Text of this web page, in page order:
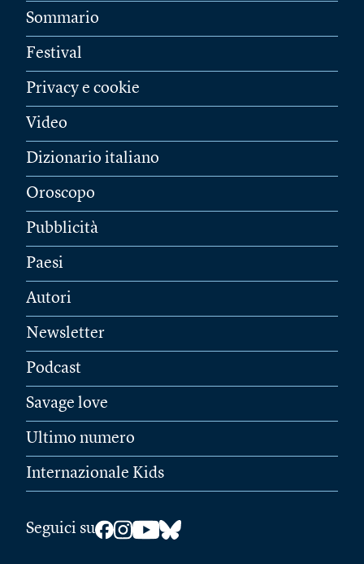
Sommario
Festival
Privacy e cookie
Video
Dizionario italiano
Oroscopo
Pubblicità
Paesi
Autori
Newsletter
Podcast
Savage love
Ultimo numero
Internazionale Kids
Seguici su